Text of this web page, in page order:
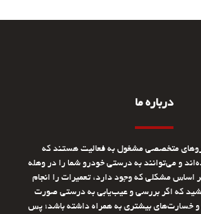
درباره ما
متخصصی مشغول به فعالیت هستند که
و می‌توانند به درستی خودرو شما را در وهله
اساس مشکلی که وجود دارد، تعمیرات را انجام
که اگر بررسی و عیب‌یابی به درستی صورت
و خسارت‌های بیشتری به همراه داشته باشد؛ پس